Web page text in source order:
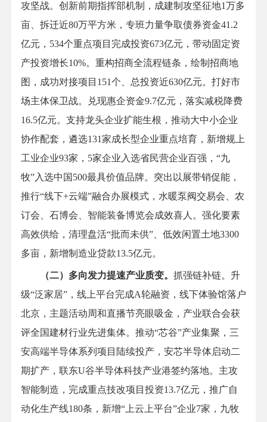
攻坚战。创新前期指挥部机制，成建制攻坚征地1万多
亩、拆迁近80万平方米，专班力量争取债券资金41.2
亿元，534个重点项目完成投资673亿元，带动固定资
产投资增长10%。重构招商全流程链条，绘制招商地
图，成功对接项目151个、总投资近630亿元。打好市
场主体保卫战。兑现惠企资金9.7亿元，落实减税降费
16.5亿元。支持龙头企业扩能生根，推动大中小企业
协作配套，遴选131家成长型企业重点培育，新增规上
工业企业93家，5家企业入选省民营企业百强，“九
牧”入选中国500最具价值品牌。突出以展带销促能，
推行“线下+云端”融合办展模式，水暖泵阀交易会、农
订会、石博会、智能装备博览会成效喜人。强化要素
高效供给，清理盘活“批而未供”、低效闲置土地3300
多亩，新增制造业贷款13.5亿元。
（二）多向发力提速产业质变。 抓强链补链。升
级“泛家居”，线上平台完成A轮融资，线下体验馆落户
北京，主题活动周和直播节亮眼吸金，产业联合会获
评全国建材行业先进集体。推动“芯谷”产业集聚，三
安高端半导体系列项目陆续投产，安芯半导体启动二
期扩产，联东U谷半导体科技产业港签约落地。主攻
智能制造，完成重点技改项目投资13.7亿元，推广自
动化生产线180条，新增“上云上平台”企业7家，九牧